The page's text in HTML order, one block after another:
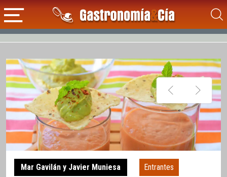
Mar Gavilán y Javier Muniesa Entrantes